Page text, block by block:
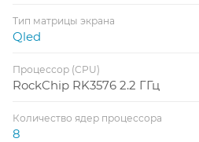
Тип матрицы экрана
Qled
Процессор (CPU)
RockChip RK3576 2.2 ГГц
Количество ядер процессора
8